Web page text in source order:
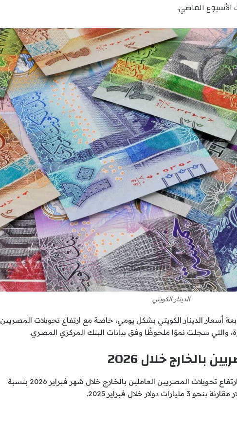
الأسبوع الماضي.
الدينار الكويتي
أسعار الدينار الكويتي بشكل يومي، خاصة مع ارتفاع تحويلات المصريين
والتي سجلت نموًا ملحوظًا وفق بيانات البنك المركزي المصري.
بالخارج خلال 2026
كشف البنك المركزي المصري عن ارتفاع تحويلات المصريين العاملين بالخارج خلال شهر فبراير 2026 بنسبة